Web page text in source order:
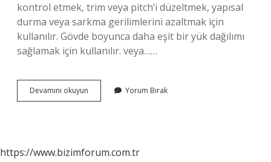
kontrol etmek, trim veya pitch’i düzeltmek, yapısal
durma veya sarkma gerilimlerini azaltmak için
kullanılır. Gövde boyunca daha eşit bir yük dağılımı
sağlamak için kullanılır. veya……
Devamını okuyun
Balast
Yorum Bırak
https://www.bizimforum.com.tr